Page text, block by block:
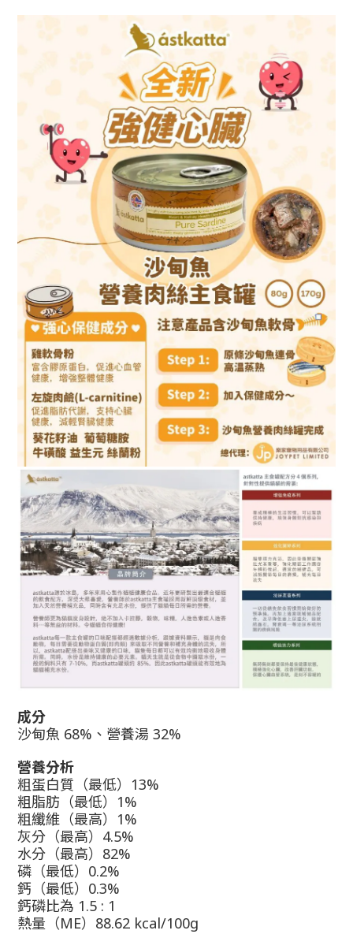
成分
沙甸魚 68%、營養湯 32%
營養分析
粗蛋白質（最低）13%
粗脂肪（最低）1%
粗纖維（最高）1%
灰分（最高）4.5%
水分（最高）82%
磷（最低）0.2%
鈣（最低）0.3%
鈣磷比為 1.5 : 1
熱量（ME） 88.62 kcal/100g